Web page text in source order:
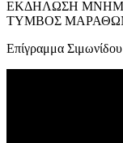
ΕΚΔΗΛΩΣΗ
ΤΥΜΒΟΣ
Επίγραμμα Σιμωνίδου